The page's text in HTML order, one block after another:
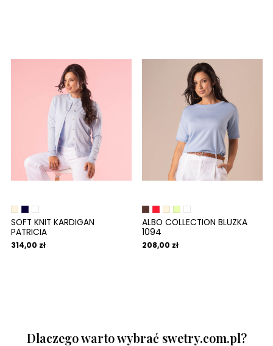
SOFT KNIT KARDIGAN
PATRICIA
314,00 zł
ALBO COLLECTION BLUZKA
1094
208,00 zł
Dlaczego warto wybrać swetry.com.pl?